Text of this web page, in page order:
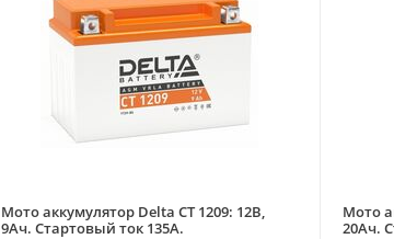
Мото аккумулятор Delta CT 1209: 12В,
9Ач. Стартовый ток 135А.
Мото
20Ач.